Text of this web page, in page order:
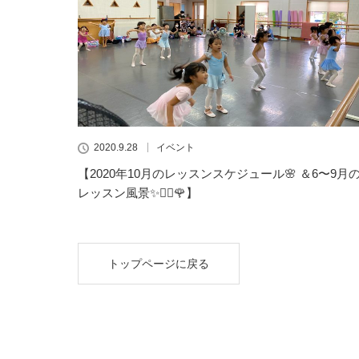
2020.9.28 イベント
【2020年10月のレッスンスケジュール🌸 ＆6〜9月
レッスン風景✨👯‍♀️🌹】
トップページに戻る